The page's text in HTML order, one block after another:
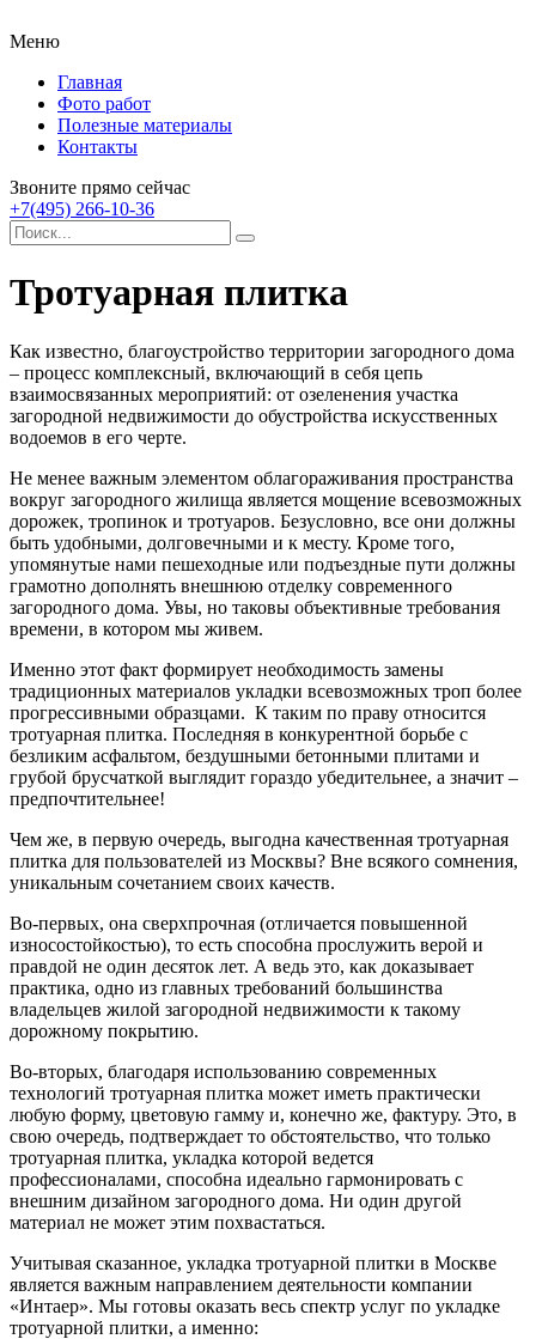
Меню
Главная
Фото работ
Полезные материалы
Контакты
Звоните прямо сейчас
+7(495) 266-10-36
Тротуарная плитка
Как известно, благоустройство территории загородного дома
– процесс комплексный, включающий в себя цепь
взаимосвязанных мероприятий: от озеленения участка
загородной недвижимости до обустройства искусственных
водоемов в его черте.
Не менее важным элементом облагораживания пространства
вокруг загородного жилища является мощение всевозможных
дорожек, тропинок и тротуаров. Безусловно, все они должны
быть удобными, долговечными и к месту. Кроме того,
упомянутые нами пешеходные или подъездные пути должны
грамотно дополнять внешнюю отделку современного
загородного дома. Увы, но таковы объективные требования
времени, в котором мы живем.
Именно этот факт формирует необходимость замены
традиционных материалов укладки всевозможных троп более
прогрессивными образцами. К таким по праву относится
тротуарная плитка. Последняя в конкурентной борьбе с
безликим асфальтом, бездушными бетонными плитами и
грубой брусчаткой выглядит гораздо убедительнее, а значит –
предпочтительнее!
Чем же, в первую очередь, выгодна качественная тротуарная
плитка для пользователей из Москвы? Вне всякого сомнения,
уникальным сочетанием своих качеств.
Во-первых, она сверхпрочная (отличается повышенной
износостойкостью), то есть способна прослужить верой и
правдой не один десяток лет. А ведь это, как доказывает
практика, одно из главных требований большинства
владельцев жилой загородной недвижимости к такому
дорожному покрытию.
Во-вторых, благодаря использованию современных
технологий тротуарная плитка может иметь практически
любую форму, цветовую гамму и, конечно же, фактуру. Это, в
свою очередь, подтверждает то обстоятельство, что только
тротуарная плитка, укладка которой ведется
профессионалами, способна идеально гармонировать с
внешним дизайном загородного дома. Ни один другой
материал не может этим похвастаться.
Учитывая сказанное, укладка тротуарной плитки в Москве
является важным направлением деятельности компании
«Интаер». Мы готовы оказать весь спектр услуг по укладке
тротуарной плитки, а именно: